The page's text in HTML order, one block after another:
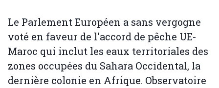
Le Parlement Européen a sans vergogne
voté en faveur de l'accord de pêche UE-
Maroc qui inclut les eaux territoriales des
zones occupées du Sahara Occidental, la
dernière colonie en Afrique. Observatoire